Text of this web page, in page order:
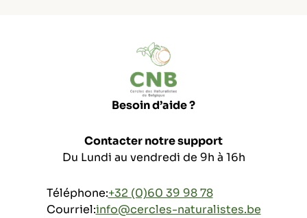
Besoin d’aide ?
Contacter notre support
Du Lundi au vendredi de 9h à 16h
Téléphone:+32 (0)60 39 98 78
Courriel:info@cercles-naturalistes.be